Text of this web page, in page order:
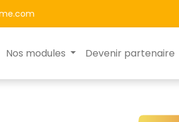
Nos modules Devenir partenaire